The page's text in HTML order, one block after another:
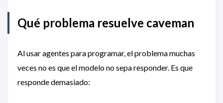
Qué problema resuelve caveman
Al usar agentes para programar, el problema muchas
veces no es que el modelo no sepa responder. Es que
responde demasiado: